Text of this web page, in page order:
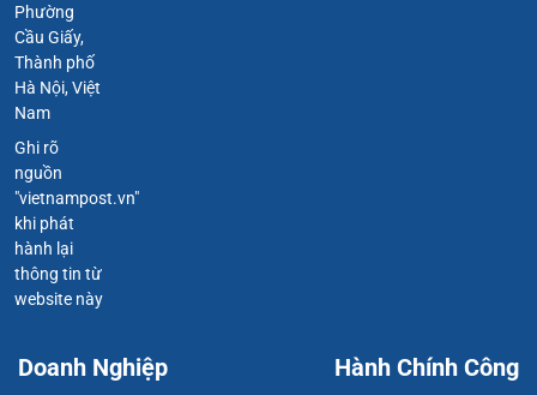
Phường
Cầu Giấy,
Thành phố
Hà Nội, Việt
Nam
Ghi rõ
nguồn
"vietnampost.vn"
khi phát
hành lại
thông tin từ
website này
Doanh Nghiệp Hành Chính Công